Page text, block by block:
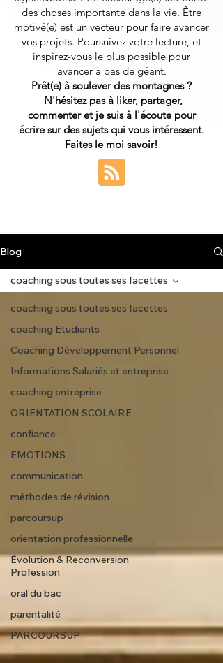
des choses importante dans la vie. Être
motivé(e) est un vecteur pour faire avancer
vos projets. Poursuivez votre lecture, et
inspirez-vous le plus possible pour
avancer à pas de géant.
Prêt(e) à soulever des montagnes ?
N'hésitez pas à liker, partager,
commenter et je suis à l'écoute pour
écrire sur des sujets qui vous intéressent.
Faites le moi savoir!
Blog
coaching sous toutes ses facettes
coaching Etudiants
Coaching Développement Personnel
Informations Salariés et entreprise
coaching entreprise
ORIENTATION SCOLAIRE
confiance
EMOTIONS
communication
méthodes de révision
parcoursup
orientation professionnelle
Évolution & Reconversion
Profession
oral du bac
parentalité
PARCOURSUP
coaching sous toutes ses facettes